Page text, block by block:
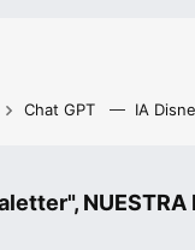
Chat GPT IA
NUESTRA